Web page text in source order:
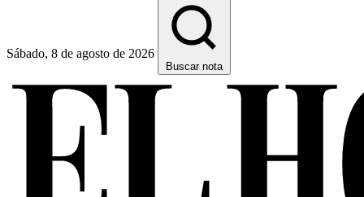
Sábado, 8 de agosto de 2026
Buscar nota